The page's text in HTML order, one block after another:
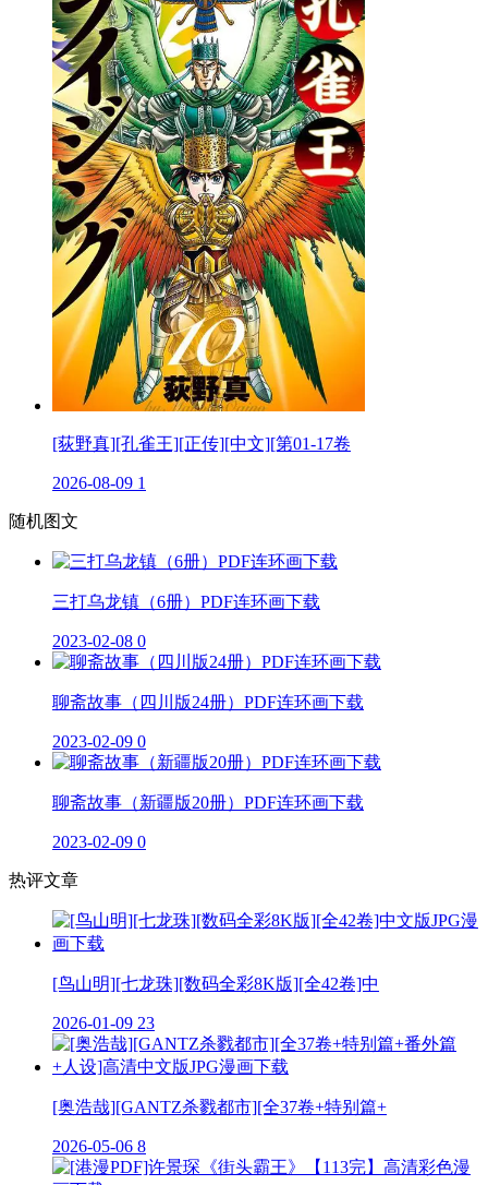
[荻野真][孔雀王][正传][中文][第01-17卷
2026-08-09 1
随机图文
三打乌龙镇（6册）PDF连环画下载
2023-02-08 0
聊斋故事（四川版24册）PDF连环画下载
2023-02-09 0
聊斋故事（新疆版20册）PDF连环画下载
2023-02-09 0
热评文章
[鸟山明][七龙珠][数码全彩8K版][全42卷]中
2026-01-09 23
[奥浩哉][GANTZ杀戮都市][全37卷+特别篇+
2026-05-06 8